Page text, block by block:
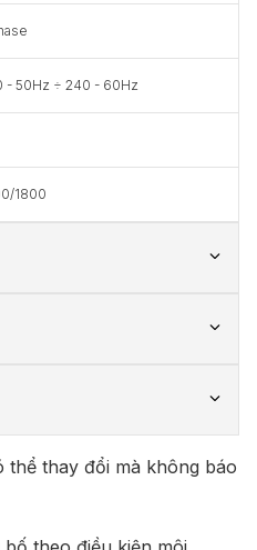
- 50Hz ÷ 240 - 60Hz
1800
thể thay đổi mà không báo